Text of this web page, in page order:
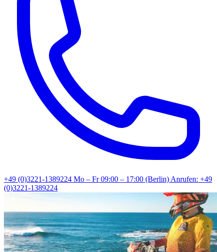
+49 (0)3221-1389224 Mo – Fr 09:00 – 17:00 (Berlin)Anrufen: +49
(0)3221-1389224